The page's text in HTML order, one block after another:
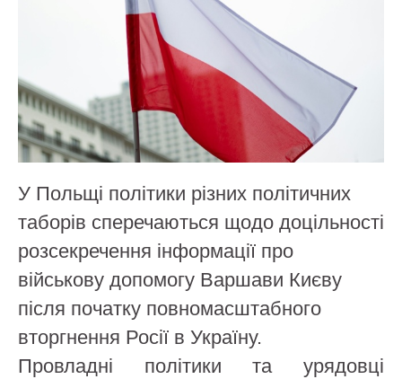
У Польщі політики різних політичних
таборів сперечаються щодо доцільності
розсекречення інформації про
військову допомогу Варшави Києву
після початку повномасштабного
вторгнення Росії в Україну.
Провладні політики та урядовці